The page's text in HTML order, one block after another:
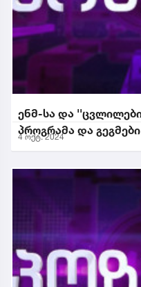
ენმ-სა და ''ცვლილებისთვის'' საარჩევნო
პროგრამა და გეგმები
4 ოქტ. 2024